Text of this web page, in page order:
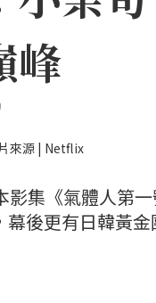
峰
來源 | Netflix
集《氣體人第
幕後更有日韓黃